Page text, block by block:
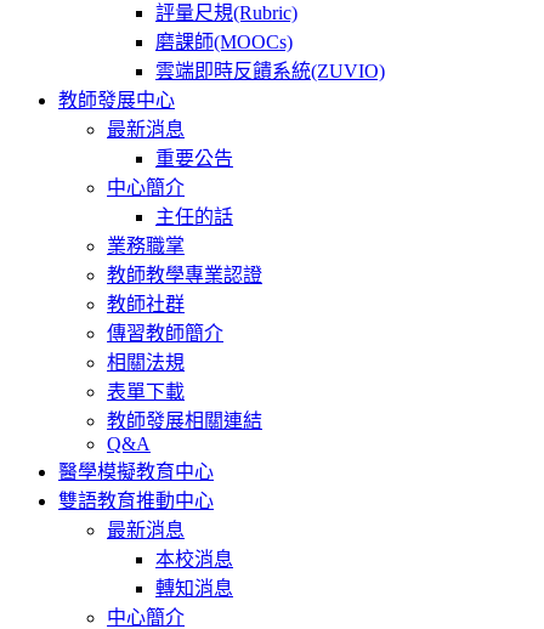
評量尺規(Rubric)
磨課師(MOOCs)
雲端即時反饋系統(ZUVIO)
教師發展中心
最新消息
重要公告
中心簡介
主任的話
業務職掌
教師教學專業認證
教師社群
傳習教師簡介
相關法規
表單下載
教師發展相關連結
Q&A
醫學模擬教育中心
雙語教育推動中心
最新消息
本校消息
轉知消息
中心簡介